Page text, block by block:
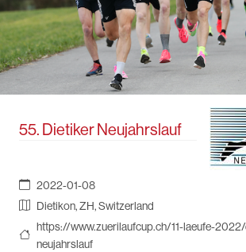
55. Dietiker Neujahrslauf
2022-01-08
Dietikon, ZH, Switzerland
https://www.zuerilaufcup.ch/11-laeufe-
neujahrslauf